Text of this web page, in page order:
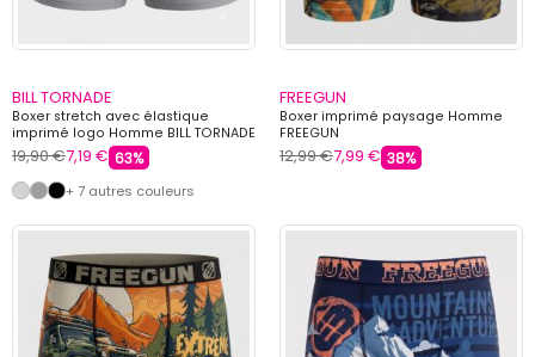
BILL TORNADE
Boxer stretch avec élastique
imprimé logo Homme BILL TORNADE
19,90 €7,19 € 63%
+ 7 autres couleurs
FREEGUN
Boxer imprimé paysage Homme
FREEGUN
12,99 €7,99 € 38%